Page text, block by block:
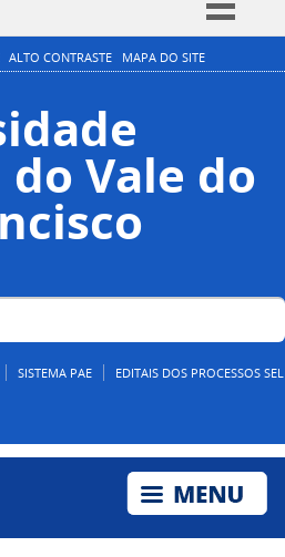
Simplifique!
Participe
Acesso à informação
Legislação
Canais
ALTO CONTRASTE MAPA DO SITE
Vale do
SISTEMA PAE EDITAIS DOS PROCESSOS